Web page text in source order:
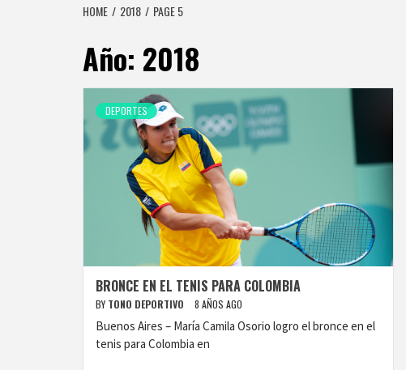
HOME 2018 PAGE 5
Año: 2018
DEPORTES
BRONCE EN EL TENIS PARA COLOMBIA
BY TONO DEPORTIVO 8 AÑOS AGO
Buenos Aires – María Camila Osorio logro el bronce en el
tenis para Colombia en